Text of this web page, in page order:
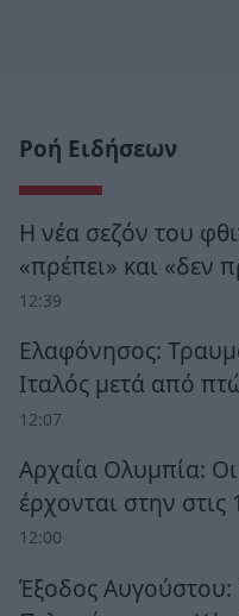
Ροή Ειδήσεων
Η νέα σεζόν του
«πρέπει» και «δεν
12:39
Ελαφόνησος:
Ιταλός μετά από
12:07
Αρχαία Ολυμπία:
έρχονται στην
12:00
Έξοδος Αυγούστου: